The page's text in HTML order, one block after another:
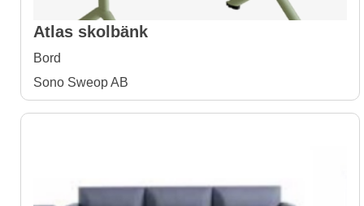
Atlas skolbänk
Bord
Sono Sweop AB